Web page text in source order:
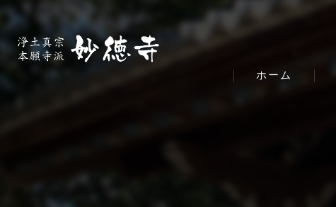
ホーム